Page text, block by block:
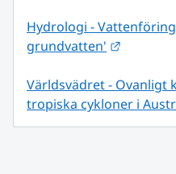
Hydrologi -
grundvatten'
Världsvädret - Ovanligt
tropiska cykloner i